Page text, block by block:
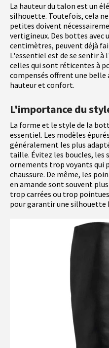
La hauteur du talon est un
silhouette. Toutefois, cela
petites doivent
vertigineux. Des bottes avec
centimètres, peuvent déjà
L'essentiel est de se sentir à
celles qui sont réticentes à
compensés offrent une
hauteur et confort.
L'importance du
La forme et le style de la
essentiel. Les modèles
généralement les plus
taille. Évitez les boucles, les
ornements trop voyants qui
chaussure. De même, les
en amande sont souvent
trop carrées ou trop
pour garantir une silhouette